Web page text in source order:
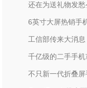
还在为送礼物发愁
6英寸大屏热销手
工信部传来大消息
千亿级的二手手
不只新一代折叠